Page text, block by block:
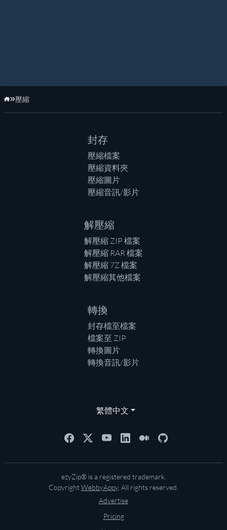
首頁
壓縮
封存
壓縮檔案
壓縮資料夾
壓縮圖片
壓縮音訊/影片
解壓縮
解壓縮 ZIP 檔案
解壓縮 RAR 檔案
解壓縮 7Z 檔案
解壓縮其他檔案
轉換
封存檔至檔案
檔案至 ZIP
轉換圖片
轉換音訊/影片
繁體中文
ezyZip® is a registered trademark.
CopyrightWebbyAppy. All rights reserved.
Advertise
Pricing